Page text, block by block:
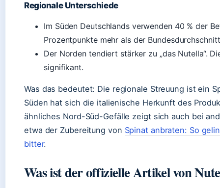
Regionale Unterschiede
Im Süden Deutschlands verwenden 40 % der
Prozentpunkte mehr als der
Der Norden tendiert stärker zu „das Nutella“.
signifikant.
Was das bedeutet: Die regionale Streuung ist ein
Süden hat sich die italienische Herkunft des
ähnliches Nord-Süd-Gefälle zeigt sich auch bei
etwa der Zubereitung von Spinat anbraten: So
bitter.
Was ist der offizielle Artikel von